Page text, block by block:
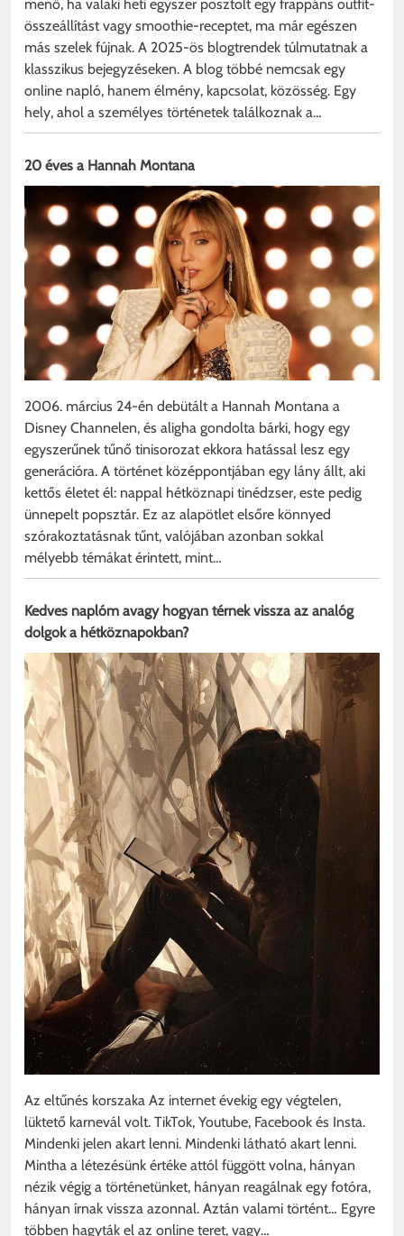
menő, ha valaki heti egyszer posztolt egy frappáns outfit-
összeállítást vagy smoothie-receptet, ma már egészen
más szelek fújnak. A 2025-ös blogtrendek túlmutatnak a
klasszikus bejegyzéseken. A blog többé nemcsak egy
online napló, hanem élmény, kapcsolat, közösség. Egy
hely, ahol a személyes történetek találkoznak a…
20 éves a Hannah Montana
2006. március 24-én debütált a Hannah Montana a
Disney Channelen, és aligha gondolta bárki, hogy egy
egyszerűnek tűnő tinisorozat ekkora hatással lesz egy
generációra. A történet középpontjában egy lány állt, aki
kettős életet él: nappal hétköznapi tinédzser, este pedig
ünnepelt popsztár. Ez az alapötlet elsőre könnyed
szórakoztatásnak tűnt, valójában azonban sokkal
mélyebb témákat érintett, mint…
Kedves naplóm avagy hogyan térnek vissza az analóg
dolgok a hétköznapokban?
Az eltűnés korszaka Az internet évekig egy végtelen,
lüktető karnevál volt. TikTok, Youtube, Facebook és Insta.
Mindenki jelen akart lenni. Mindenki látható akart lenni.
Mintha a létezésünk értéke attól függött volna, hányan
nézik végig a történetünket, hányan reagálnak egy fotóra,
hányan írnak vissza azonnal. Aztán valami történt… Egyre
többen hagyták el az online teret, vagy…